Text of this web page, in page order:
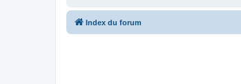
Index du forum